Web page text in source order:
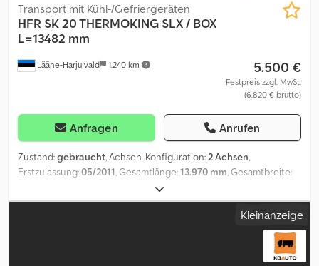
Lääne-Harju vald 1.240 km
Transport mit Kühl-/Gefriergeräten
HFR SK 20 THERMOKING SLX / BOX
L=13482 mm
5.500 €
Festpreis zzgl. MwSt.
(6.820 € brutto)
Anfragen Anrufen
Zustand:gebraucht, Achsen-Konfiguration: 2 Achsen,
Erstzulassung:05/2011 , Gesamtlänge:13.970 mm , Gesamtbreite:
4.150 mm
Zusätzliche Informationen: Marke: HFR Modell: SK 20 Aufbau:
Kühlkoffer (Thermoking SLX Spectrum – 15.919 Betriebsstunden /
Koffermaße L=13.482 mm / B=2.510 mm / H=2.649 mm) Baujahr:
05.2011 Fahrgestellnummer: ...5HF1035 Federung: Luftfederung
Bremsen: Trommelbremsen Abmessungen: L/B/H: 13.975 mm /
Kleinanzeige